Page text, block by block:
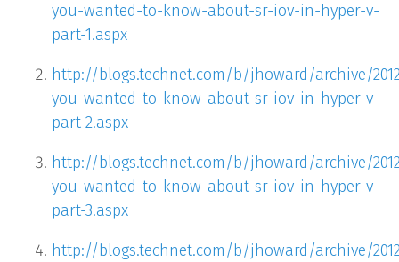
you-wanted-to-know-about-sr-iov-in-hyper-v-
part-1.aspx
http://blogs.technet.com/b/jhoward/archive/
you-wanted-to-know-about-sr-iov-in-hyper-v-
part-2.aspx
http://blogs.technet.com/b/jhoward/archive/
you-wanted-to-know-about-sr-iov-in-hyper-v-
part-3.aspx
http://blogs.technet.com/b/jhoward/archive/